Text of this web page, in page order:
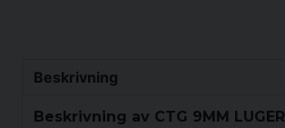
Beskrivning
Beskrivning av CTG 9MM LUGER